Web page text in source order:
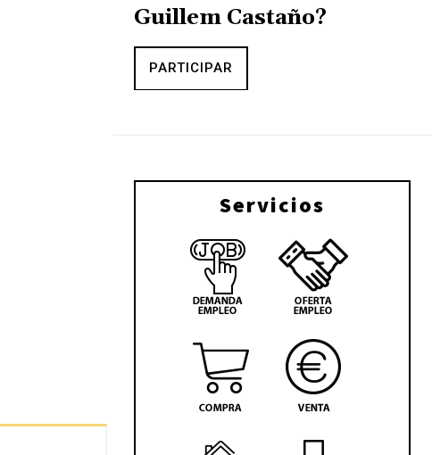
Guillem Castaño?
PARTICIPAR
Servicios